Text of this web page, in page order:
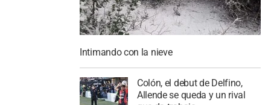
Intimando con la nieve
Colón, el debut de Delfino,
Allende se queda y un rival